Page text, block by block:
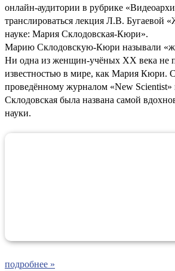
онлайн-аудитории в рубрике
транслироваться лекция Л.В. Бугаевой
науке: Мария Склодовская-Кюри».
Марию Склодовскую-Кюри называли
Ни одна из женщин-учёных XX века не
известностью в мире, как Мария Кюри.
проведённому журналом «New Scientist»
Склодовская была названа самой
науки.
подробнее »